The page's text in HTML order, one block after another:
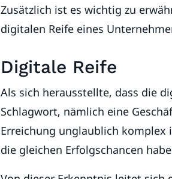
Zusätzlich ist es wichtig zu
digitalen Reife eines
Digitale Reife
Als sich herausstellte, dass die
Schlagwort, nämlich eine
Erreichung unglaublich komplex
die gleichen Erfolgschancen